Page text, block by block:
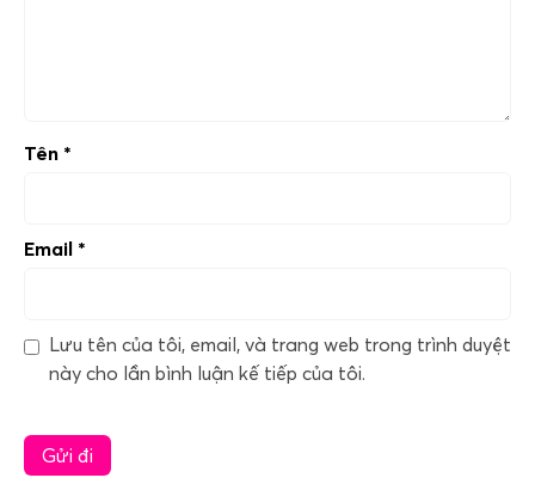
Tên *
Email *
Lưu tên của tôi, email, và trang web trong trình duyệt
này cho lần bình luận kế tiếp của tôi.